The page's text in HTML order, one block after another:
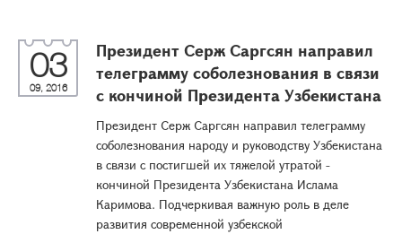
03
09, 2016
Президент Серж Саргсян направил
телеграмму соболезнования в связи
с кончиной Президента Узбекистана
Президент Серж Саргсян направил телеграмму
соболезнования народу и руководству Узбекистана
в связи с постигшей их тяжелой утратой -
кончиной Президента Узбекистана Ислама
Каримова. Подчеркивая важную роль в деле
развития современной узбекской